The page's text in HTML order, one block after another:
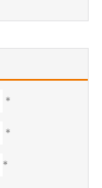
*
*
*